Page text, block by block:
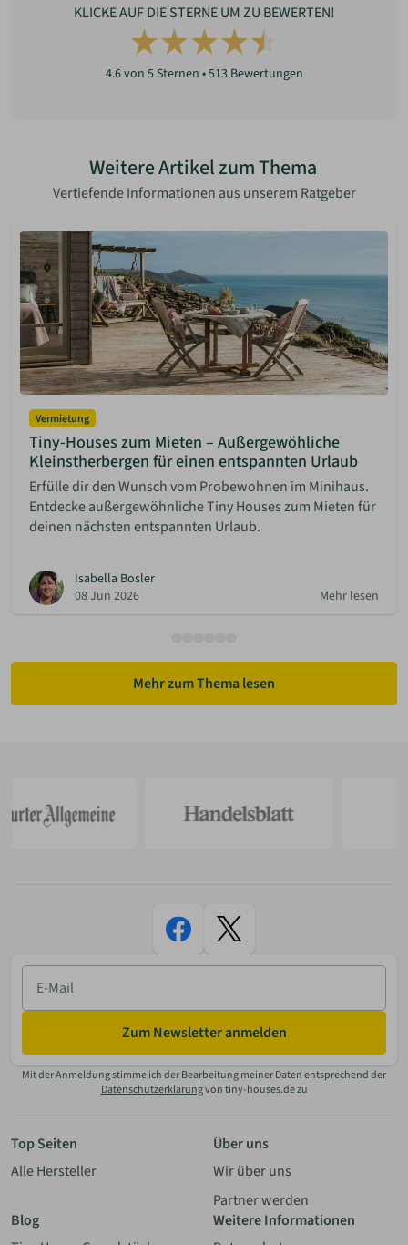
KLICKE AUF DIE STERNE UM ZU BEWERTEN!
4.6von 5 Sternen •513Bewertungen
Weitere Artikel zum Thema
Vertiefende Informationen aus unserem Ratgeber
Vermietung
Tiny-Houses zum Mieten – Außergewöhliche
Kleinstherbergen für einen entspannten Urlaub
Erfülle dir den Wunsch vom Probewohnen im Minihaus.
Entdecke außergewöhnliche Tiny Houses zum Mieten für
deinen nächsten entspannten Urlaub.
Isabella Bosler
08 Jun 2026
Mehr lesen
Mehr zum Thema lesen
E-
Mail
Zum Newsletter anmelden
Mit der Anmeldung stimme ich der Bearbeitung meiner Daten entsprechend der
Datenschutzerklärungvon tiny-houses.de zu
Top Seiten
Alle Hersteller
Über uns
Wir über uns
Partner werden
Blog
Weitere Informationen